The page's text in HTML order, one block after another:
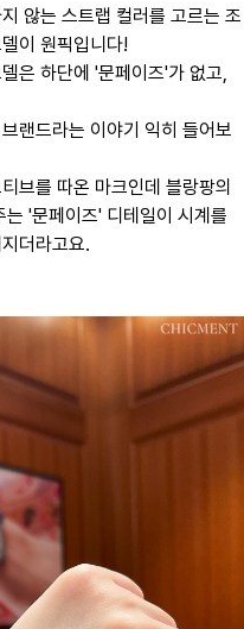
않는 스트랩 컬러를 고르는 조
이 원픽입니다!
은 하단에 '문페이즈'가 없고,
랜드라는 이야기 익히 들어보
브를 따온 마크인데 블랑팡의
'문페이즈' 디테일이 시계를
더라고요.